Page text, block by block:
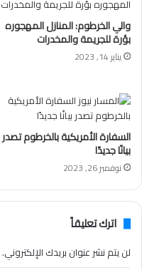
والي الخرطوم: المنازل المهجوره
بؤرة للجريمة والمخدرات
يناير 14, 2023
السفارة الأمريكية بالخرطوم تصدر
بيانًا جديدًا
نوفمبر 26, 2023
اترك تعليقاً
لن يتم نشر عنوان بريدك الإلكتروني.